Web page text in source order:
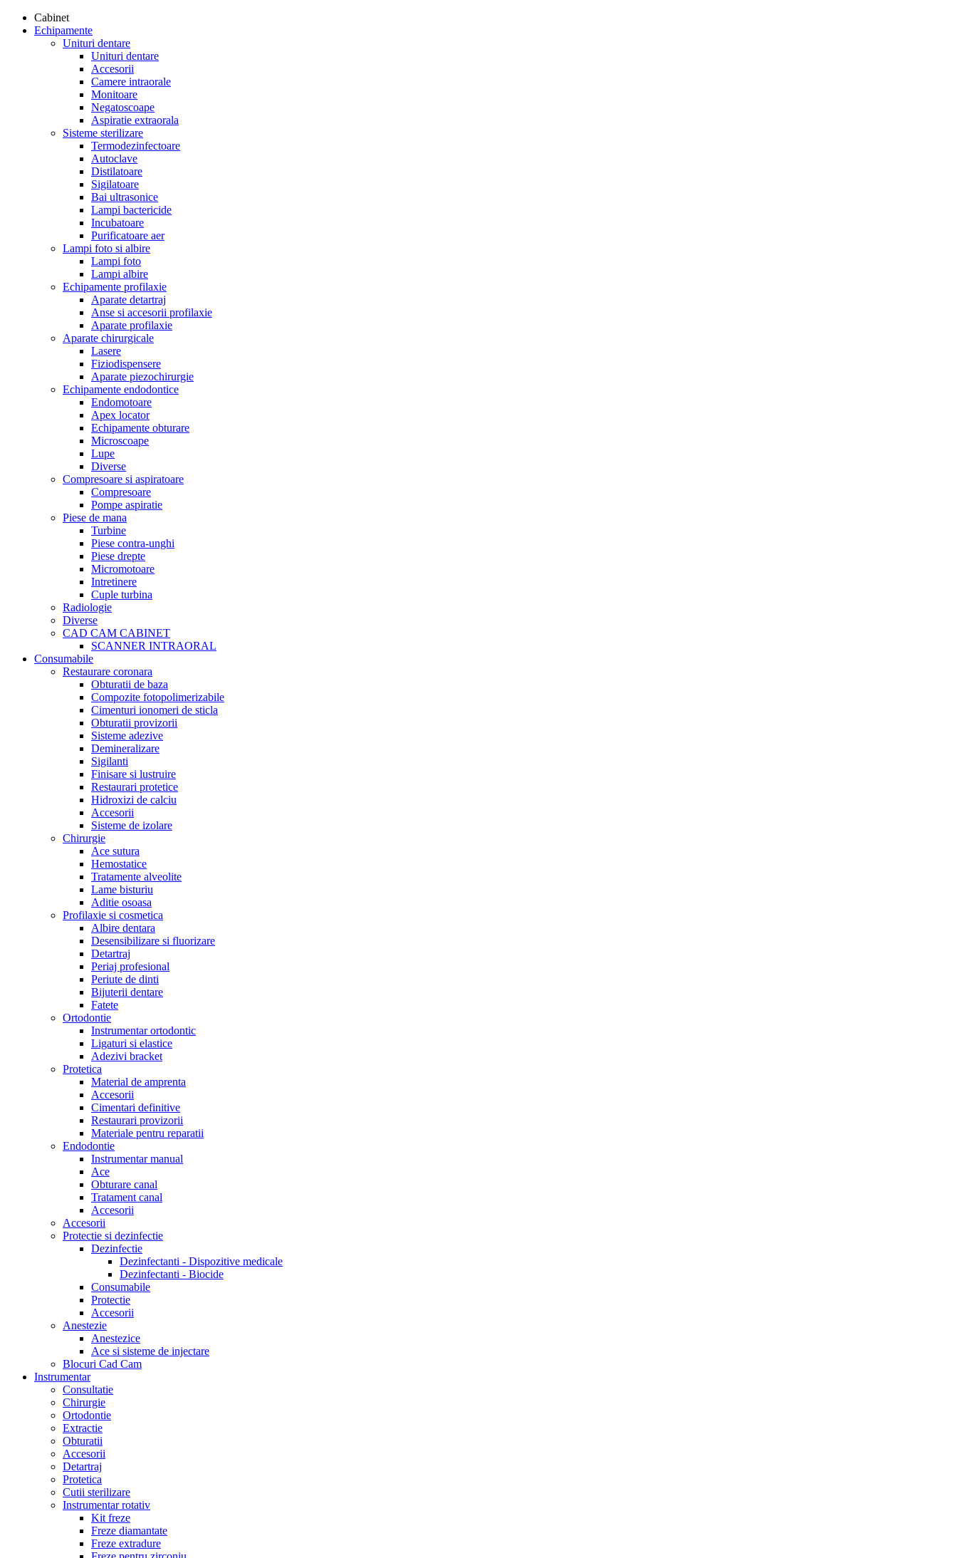
Cabinet
Echipamente
Unituri dentare
Unituri dentare
Accesorii
Camere intraorale
Monitoare
Negatoscoape
Aspiratie extraorala
Sisteme sterilizare
Termodezinfectoare
Autoclave
Distilatoare
Sigilatoare
Bai ultrasonice
Lampi bactericide
Incubatoare
Purificatoare aer
Lampi foto si albire
Lampi foto
Lampi albire
Echipamente profilaxie
Aparate detartraj
Anse si accesorii profilaxie
Aparate profilaxie
Aparate chirurgicale
Lasere
Fiziodispensere
Aparate piezochirurgie
Echipamente endodontice
Endomotoare
Apex locator
Echipamente obturare
Microscoape
Lupe
Diverse
Compresoare si aspiratoare
Compresoare
Pompe aspiratie
Piese de mana
Turbine
Piese contra-unghi
Piese drepte
Micromotoare
Intretinere
Cuple turbina
Radiologie
Diverse
CAD CAM CABINET
SCANNER INTRAORAL
Consumabile
Restaurare coronara
Obturatii de baza
Compozite fotopolimerizabile
Cimenturi ionomeri de sticla
Obturatii provizorii
Sisteme adezive
Demineralizare
Sigilanti
Finisare si lustruire
Restaurari protetice
Hidroxizi de calciu
Accesorii
Sisteme de izolare
Chirurgie
Ace sutura
Hemostatice
Tratamente alveolite
Lame bisturiu
Aditie osoasa
Profilaxie si cosmetica
Albire dentara
Desensibilizare si fluorizare
Detartraj
Periaj profesional
Periute de dinti
Bijuterii dentare
Fatete
Ortodontie
Instrumentar ortodontic
Ligaturi si elastice
Adezivi bracket
Protetica
Material de amprenta
Accesorii
Cimentari definitive
Restaurari provizorii
Materiale pentru reparatii
Endodontie
Instrumentar manual
Ace
Obturare canal
Tratament canal
Accesorii
Accesorii
Protectie si dezinfectie
Dezinfectie
Dezinfectanti - Dispozitive medicale
Dezinfectanti - Biocide
Consumabile
Protectie
Accesorii
Anestezie
Anestezice
Ace si sisteme de injectare
Blocuri Cad Cam
Instrumentar
Consultatie
Chirurgie
Ortodontie
Extractie
Obturatii
Accesorii
Detartraj
Protetica
Cutii sterilizare
Instrumentar rotativ
Kit freze
Freze diamantate
Freze extradure